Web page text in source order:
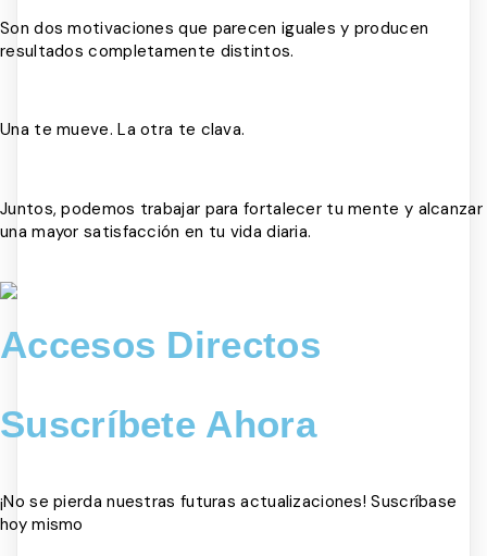
Son dos motivaciones que parecen iguales y producen
resultados completamente distintos.
Una te mueve. La otra te clava.
Juntos, podemos trabajar para fortalecer tu mente y alcanzar
una mayor satisfacción en tu vida diaria.
Accesos Directos
Suscríbete Ahora
¡No se pierda nuestras futuras actualizaciones! Suscríbase
hoy mismo